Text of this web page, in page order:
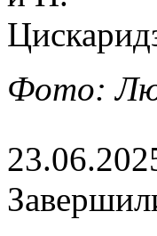
Фото: